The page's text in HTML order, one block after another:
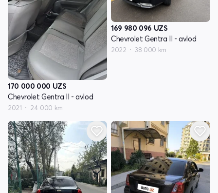
170 000 000 UZS
Chevrolet Gentra II - avlod
2021 24 000 km
169 980 096 UZS
Chevrolet Gentra II - avlod
2022 38 000 km